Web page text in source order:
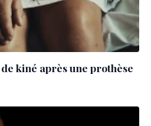
kiné après une prothèse